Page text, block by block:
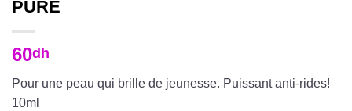
PURE
60dh
Pour une peau qui brille de jeunesse. Puissant anti-rides!
10ml